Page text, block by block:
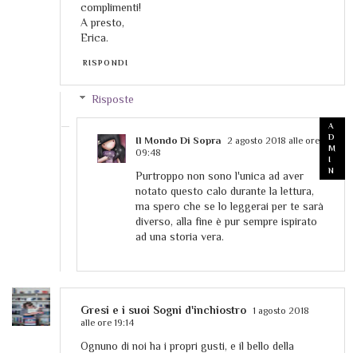
complimenti!
A presto,
Erica.
RISPONDI
Risposte
Il Mondo Di Sopra
2 agosto 2018 alle ore
09:48
Purtroppo non sono l'unica ad aver
notato questo calo durante la lettura,
ma spero che se lo leggerai per te sarà
diverso, alla fine è pur sempre ispirato
ad una storia vera.
Gresi e i suoi Sogni d'inchiostro 1 agosto 2018
alle ore 19:14
Ognuno di noi ha i propri gusti, e il bello della